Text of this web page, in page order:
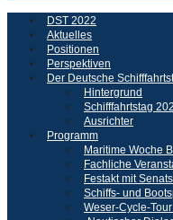
DST 2022
Aktuelles
Positionen
Perspektiven
Der Deutsche
Hintergrund
Schifffahrtstag
Ausrichter
Programm
Maritime Woche
Fachliche
Festakt mit
Schiffs- und
Weser-Cycle-